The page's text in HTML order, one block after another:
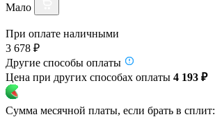
Мало
При оплате наличными
3 678 ₽
Другие способы оплаты
Цена при других способах оплаты 4 193 ₽
Сумма месячной платы, если брать в сплит: